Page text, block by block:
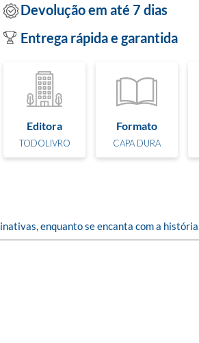
Devolução em até 7 dias
Entrega rápida e garantida
Editora
TODOLIVRO
Formato
CAPA DURA
enquanto se encanta com a